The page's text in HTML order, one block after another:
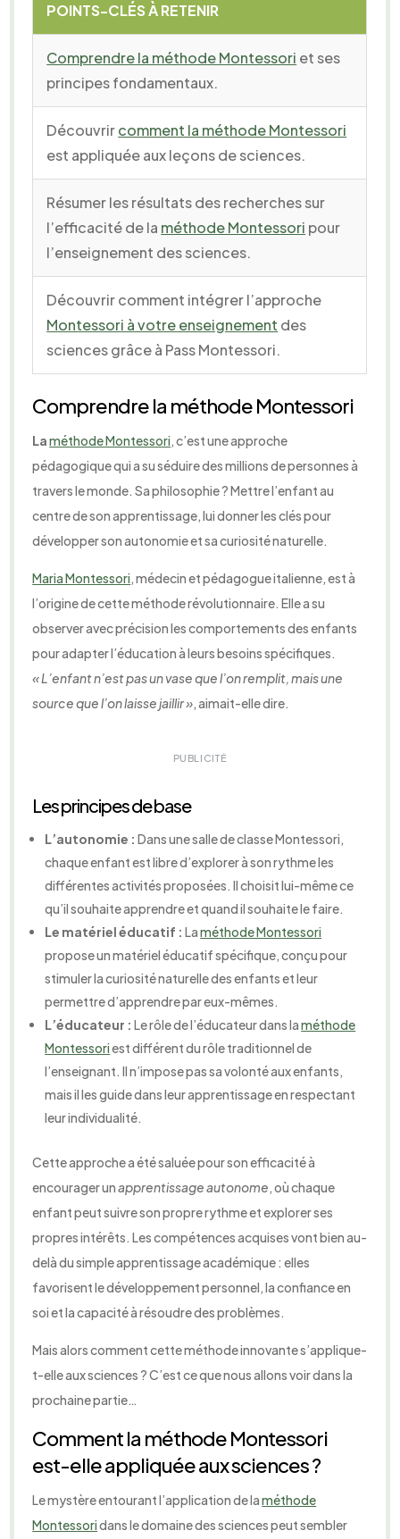
POINTS-CLÉS À RETENIR
Comprendre la méthode Montessori et ses
principes fondamentaux.
Découvrircomment la méthode Montessori
est appliquée aux leçons de sciences.
Résumer les résultats des recherches sur
l’efficacité de la méthode Montessori pour
l’enseignement des sciences.
Découvrir comment intégrer l’approche
Montessori à votre enseignement des
sciences grâce à Pass Montessori.
Comprendre la méthode Montessori
Laméthode Montessori, c’est une approche
pédagogique qui a su séduire des millions de personnes à
travers le monde. Sa philosophie ? Mettre l’enfant au
centre de son apprentissage, lui donner les clés pour
développer son autonomie et sa curiosité naturelle.
Maria Montessori, médecin et pédagogue italienne, est à
l’origine de cette méthode révolutionnaire. Elle a su
observer avec précision les comportements des enfants
pour adapter l’éducation à leurs besoins spécifiques.
« L’enfant n’est pas un vase que l’on remplit, mais une
source que l’on laisse jaillir », aimait-elle dire.
PUBLICITÉ
Les principes de base
L’autonomie : Dans une salle de classe Montessori,
chaque enfant est libre d’explorer à son rythme les
différentes activités proposées. Il choisit lui-même ce
qu’il souhaite apprendre et quand il souhaite le faire.
Le matériel éducatif : Laméthode Montessori
propose un matériel éducatif spécifique, conçu pour
stimuler la curiosité naturelle des enfants et leur
permettre d’apprendre par eux-mêmes.
L’éducateur : Le rôle de l’éducateur dans laméthode
Montessoriest différent du rôle traditionnel de
l’enseignant. Il n’impose pas sa volonté aux enfants,
mais il les guide dans leur apprentissage en respectant
leur individualité.
Cette approche a été saluée pour son efficacité à
encourager unapprentissage autonome, où chaque
enfant peut suivre son propre rythme et explorer ses
propres intérêts. Les compétences acquises vont bien au-
delà du simple apprentissage académique : elles
favorisent le développement personnel, la confiance en
soi et la capacité à résoudre des problèmes.
Mais alors comment cette méthode innovante s’applique-
t-elle aux sciences ? C’est ce que nous allons voir dans la
prochaine partie…
Comment la méthode Montessori
est-elle appliquée aux sciences ?
Le mystère entourant l’application de laméthode
Montessoridans le domaine des sciences peut sembler